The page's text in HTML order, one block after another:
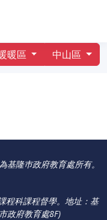
暖區 中山區
基隆巿政府教育處所有。
程科課程督學。 地址：基
政府教育處8F)